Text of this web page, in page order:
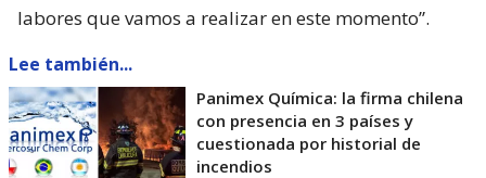
labores que vamos a realizar en este momento”.
Lee también...
Panimex Química: la firma chilena
con presencia en 3 países y
cuestionada por historial de
incendios